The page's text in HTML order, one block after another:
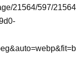
21564/597/